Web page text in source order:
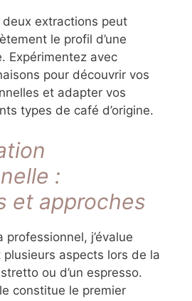
extractions peut
le profil d’une
Expérimentez avec
pour découvrir vos
et adapter vos
types de café d’origine.
:
et approches
j’évalue
aspects lors de la
ou d’un espresso.
constitue le premier